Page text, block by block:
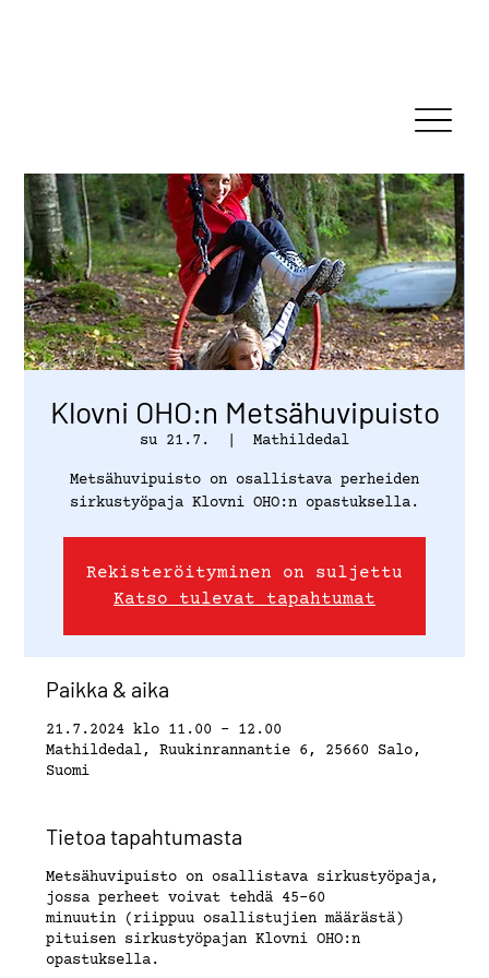
Klovni OHO:n Metsähuvipuisto
su 21.7. Mathildedal
Metsähuvipuisto on osallistava perheiden
sirkustyöpaja Klovni OHO:n opastuksella.
Rekisteröityminen on suljettu
Katso tulevat tapahtumat
Paikka & aika
21.7.2024 klo 11.00 – 12.00
Mathildedal, Ruukinrannantie 6, 25660 Salo,
Suomi
Tietoa tapahtumasta
Metsähuvipuisto on osallistava sirkustyöpaja,
jossa perheet voivat tehdä 45-60
minuutin (riippuu osallistujien määrästä)
pituisen sirkustyöpajan Klovni OHO:n
opastuksella.